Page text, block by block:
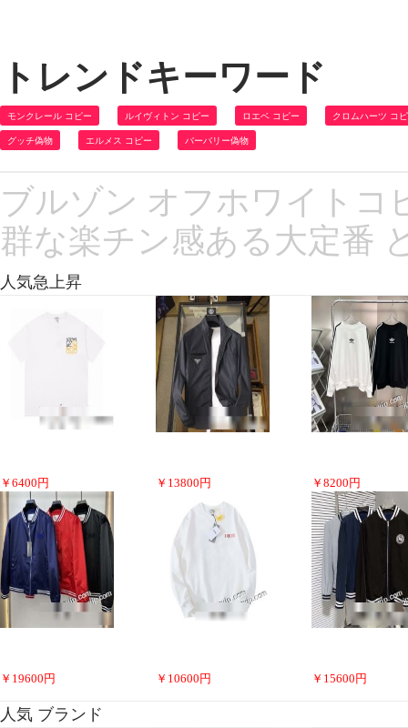
トレンドキーワード
モンクレール コピー ルイヴィトン コピー ロエベ コピー クロムハーツ コ
グッチ偽物 エルメス コピー バーバリー偽物
ブルゾン オフホワイトコ
群な楽チン感ある大定番
人気急上昇
￥ 6400 円 ￥ 13800 円 ￥ 8200 円
￥ 19600 円 ￥ 10600 円 ￥ 15600 円
人気 ブランド